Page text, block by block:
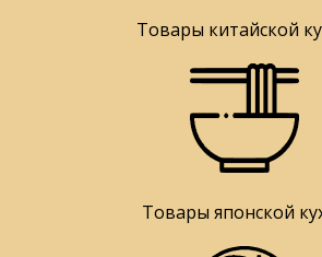
Товары китайской
Товары японской